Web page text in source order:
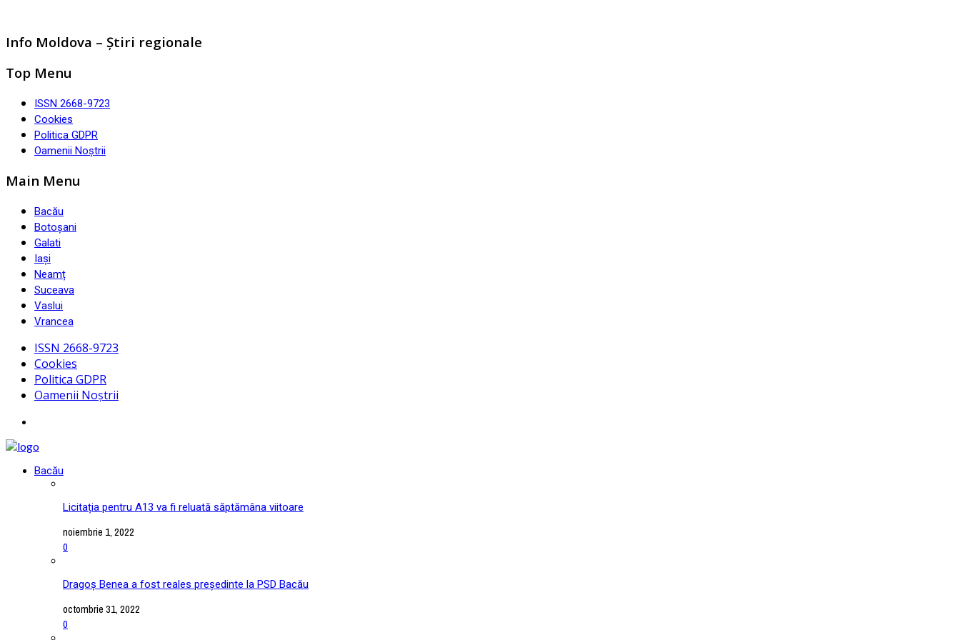
Info Moldova – Știri regionale
Top Menu
ISSN 2668-9723
Cookies
Politica GDPR
Oamenii Noștrii
Main Menu
Bacău
Botoșani
Galati
Iași
Neamț
Suceava
Vaslui
Vrancea
ISSN 2668-9723
Cookies
Politica GDPR
Oamenii Noștrii
Bacău
Licitația pentru A13 va fi reluată săptămâna viitoare
noiembrie 1, 2022
0
Dragoș Benea a fost reales președinte la PSD Bacău
octombrie 31, 2022
0